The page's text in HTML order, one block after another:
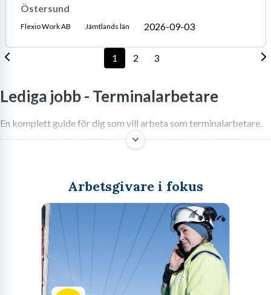
Östersund
Flexio Work AB Jämtlands län 2026-09-03
1 2 3
Lediga jobb - Terminalarbetare
En komplett guide för dig som vill arbeta som terminalarbetare.
Lär dig om arbetsuppgifter, krav på truckkort, lönestruktur och
Sök jobb som terminalarbetare
Logistikbranschen utgör själva ryggraden i dagens ekonomi och
stannar aldrig av. När du bestämmer dig för att sök jobb som
terminalarbetare kliver du in i en värld där tidtabeller, precision
Arbetsgivare i fokus